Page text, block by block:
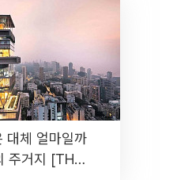
대체 얼마일까
주거지 [THE